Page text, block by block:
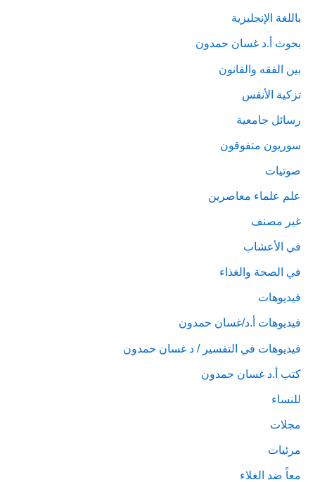
باللغة الإنجليزية
بحوث أ.د غسان حمدون
بين الفقه والقانون
تزكية الأنفس
رسائل جامعية
سوريون متفوقون
صوتيات
علم علماء معاصرين
غير مصنف
في الأعشاب
في الصحة والغذاء
فيديوهات
فيديوهات أ.د/غسان حمدون
فيديوهات في التفسير / د غسان حمدون
كتب أ.د غسان حمدون
للنساء
مجلات
مرئيات
معاً ضد الغلاء